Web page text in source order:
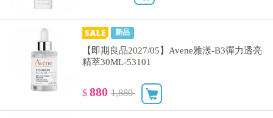
新品
【即期良品2027/05】Avene雅漾-B3彈力透亮
精萃30ML-53101
$ 880 1,880